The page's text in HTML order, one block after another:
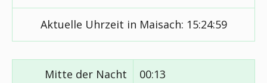
Aktuelle Uhrzeit in Maisach: 15:24:59
Mitte der Nacht 00:13